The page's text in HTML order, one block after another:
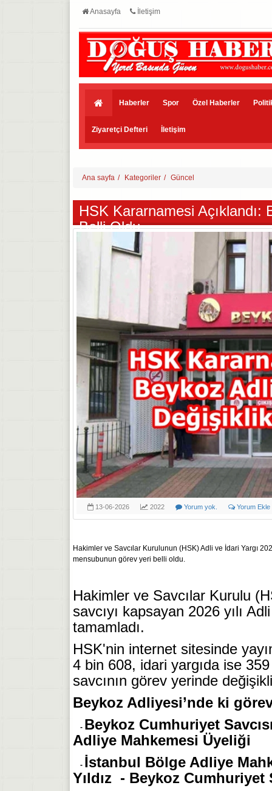
Anasayfa İletişim
Haberler Spor Özel Haberler
Ziyaretçi Defteri İletişim
Ana sayfa Kategoriler Güncel
HSK Kararnamesi Açıklandı:
Belli Oldu
13-06-2026 2022 Yorum yok. Yorum Ekle
Hakimler ve Savcılar Kurulunun (HSK) Adli ve İdari Yargı
mensubunun görev yeri belli oldu.
Hakimler ve Savcılar Kurulu
savcıyı kapsayan 2026 yılı
tamamladı.
HSK'nin internet sitesinde
4 bin 608, idari yargıda ise
savcının görev yerinde
Beykoz Adliyesi’nde ki
- Beykoz Cumhuriyet
Adliye Mahkemesi Üyeliği
- İstanbul Bölge Adliye
Yıldız - Beykoz Cumhuriyet